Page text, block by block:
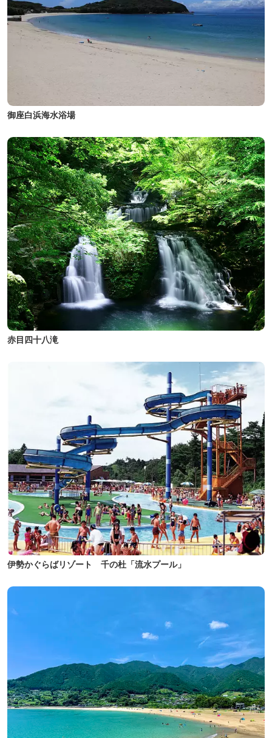
御座白浜海水浴場
赤目四十八滝
伊勢かぐらばリゾート 千の杜「流水プール」